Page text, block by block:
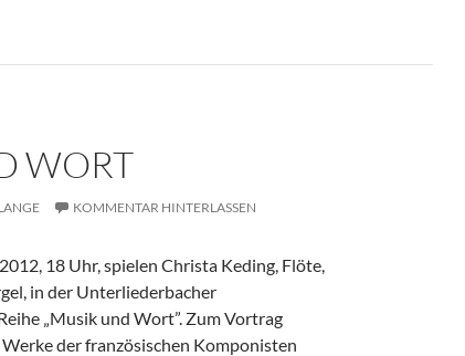
WORT
KOMMENTAR HINTERLASSEN
18 Uhr, spielen Christa Keding, Flöte,
in der Unterliederbacher
„Musik und Wort”. Zum Vortrag
der französischen Komponisten